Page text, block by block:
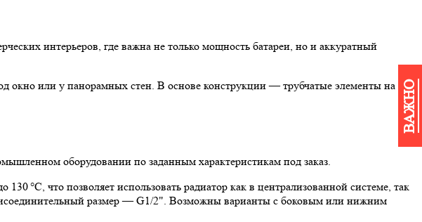
ВАЖНО
интерьеров, где важна не только мощность батареи, но и аккуратный
окно или у панорамных стен. В основе конструкции — трубчатые элементы на
оборудовании по заданным характеристикам под заказ.
°C, что позволяет использовать радиатор как в централизованной системе, так
размер — G1/2". Возможны варианты с боковым или нижним